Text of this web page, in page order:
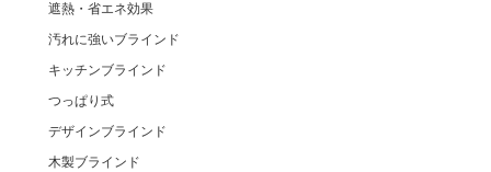
遮熱・省エネ効果
汚れに強いブラインド
キッチンブラインド
つっぱり式
デザインブラインド
木製ブラインド